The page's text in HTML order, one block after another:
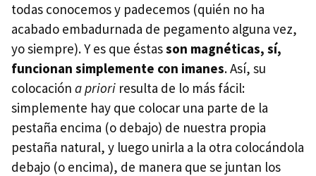
todas conocemos y padecemos (quién no ha
acabado embadurnada de pegamento alguna vez,
yo siempre). Y es que éstasson magnéticas, sí,
funcionan simplemente con imanes. Así, su
colocación a priori resulta de lo más fácil:
simplemente hay que colocar una parte de la
pestaña encima (o debajo) de nuestra propia
pestaña natural, y luego unirla a la otra colocándola
debajo (o encima), de manera que se juntan los